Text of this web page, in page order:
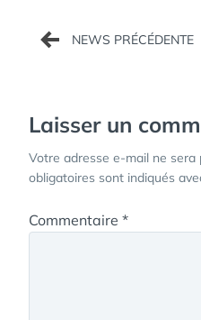
Navigation
de
Laisser un
Votre adresse e-mail ne sera
obligatoires sont indiqués
Commentaire *